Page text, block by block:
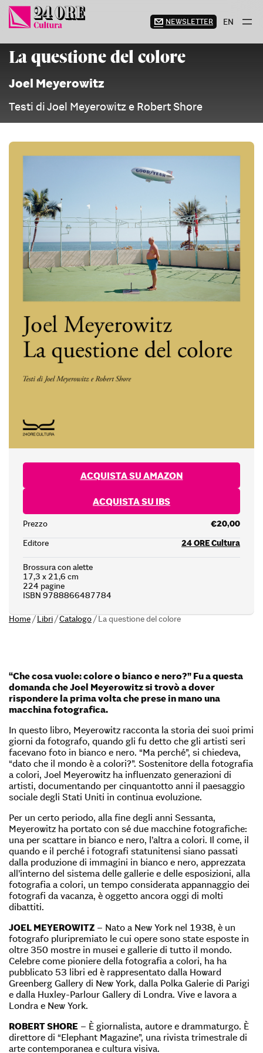
Vai
contenuto
NEWSLETTER EN
La questione del colore
Joel Meyerowitz
Testi di Joel Meyerowitz e Robert Shore
ACQUISTA SU AMAZON
ACQUISTA SU IBS
Prezzo
€20,00
Editore
24 ORE Cultura
Brossura con alette
17,3 x 21,6 cm
224 pagine
ISBN 9788866487784
Home/Libri/Catalogo/La questione del colore
“Che cosa vuole: colore o bianco e nero?” Fu a questa
domanda che Joel Meyerowitz si trovò a dover
rispondere la prima volta che prese in mano una
macchina fotografica.
In questo libro, Meyerowitz racconta la storia dei suoi primi
giorni da fotografo, quando gli fu detto che gli artisti seri
facevano foto in bianco e nero. “Ma perché”, si chiedeva,
“dato che il mondo è a colori?”. Sostenitore della fotografia
a colori, Joel Meyerowitz ha influenzato generazioni di
artisti, documentando per cinquantotto anni il paesaggio
sociale degli Stati Uniti in continua evoluzione.
Per un certo periodo, alla fine degli anni Sessanta,
Meyerowitz ha portato con sé due macchine fotografiche:
una per scattare in bianco e nero, l’altra a colori. Il come, il
quando e il perché i fotografi statunitensi siano passati
dalla produzione di immagini in bianco e nero, apprezzata
all’interno del sistema delle gallerie e delle esposizioni, alla
fotografia a colori, un tempo considerata appannaggio dei
fotografi da vacanza, è oggetto ancora oggi di molti
dibattiti.
JOEL MEYEROWITZ – Nato a New York nel 1938, è un
fotografo pluripremiato le cui opere sono state esposte in
oltre 350 mostre in musei e gallerie di tutto il mondo.
Celebre come pioniere della fotografia a colori, ha ha
pubblicato 53 libri ed è rappresentato dalla Howard
Greenberg Gallery di New York, dalla Polka Galerie di Parigi
e dalla Huxley-Parlour Gallery di Londra. Vive e lavora a
Londra e New York.
ROBERT SHORE – È giornalista, autore e drammaturgo. È
direttore di “Elephant Magazine”, una rivista trimestrale di
arte contemporanea e cultura visiva.